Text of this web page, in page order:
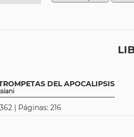
DEL APOCALIPSIS
| Páginas: 216